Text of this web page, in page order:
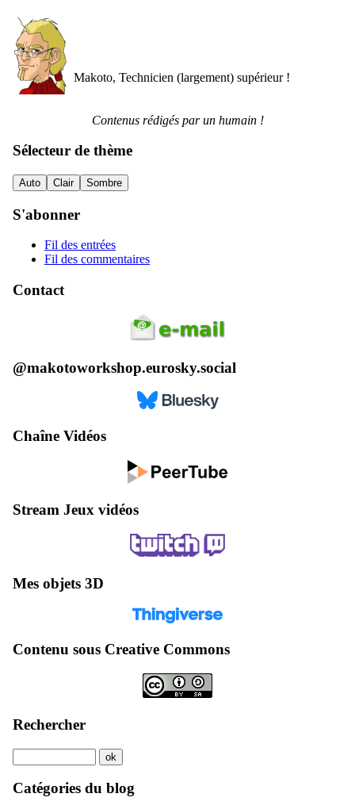
Makoto, Technicien (largement) supérieur !
Contenus rédigés par un humain !
Sélecteur de thème
Auto Clair Sombre
S'abonner
Fil des entrées
Fil des commentaires
Contact
@makotoworkshop.eurosky.social
Chaîne Vidéos
Stream Jeux vidéos
Mes objets 3D
Contenu sous Creative Commons
Rechercher
Catégories du blog